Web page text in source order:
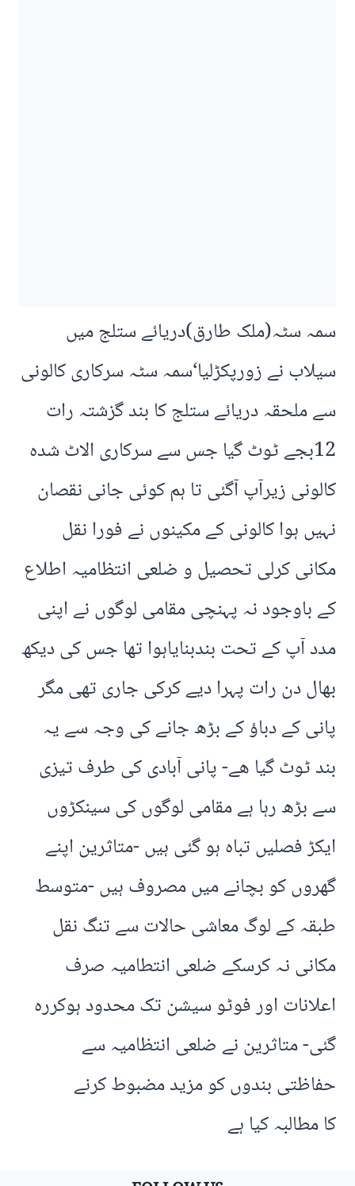
سمہ سٹہ(ملک طارق)دریائے ستلج میں
سیلاب نے زورپکڑلیا‘سمہ سٹہ سرکاری کالونی
سے ملحقہ دریائے ستلج کا بند گزشتہ رات
12بجے ٹوٹ گیا جس سے سرکاری الاٹ شدہ
کالونی زیرآپ آگئی تا ہم کوئی جانی نقصان
نہیں ہوا کالونی کے مکینوں نے فورا نقل
مکانی کرلی تحصیل و ضلعی انتظامیہ اطلاع
کے باوجود نہ پہنچی مقامی لوگوں نے اپنی
مدد آپ کے تحت بندبنایاہوا تھا جس کی دیکھ
بھال دن رات پہرا دیے کرکی جاری تھی مگر
پانی کے دباؤ کے بڑھ جانے کی وجہ سے یہ
بند ٹوٹ گیا ھے- پانی آبادی کی طرف تیزی
سے بڑھ رہا ہے مقامی لوگوں کی سینکڑوں
ایکڑ فصلیں تباہ ہو گئی ہیں -متاثرین اپنے
گھروں کو بچانے میں مصروف ہیں -متوسط
طبقہ کے لوگ معاشی حالات سے تنگ نقل
مکانی نہ کرسکے ضلعی انتطامیہ صرف
اعلانات اور فوٹو سیشن تک محدود ہوکررہ
گئی- متاثرین نے ضلعی انتظامیہ سے
حفاظتی بندوں کو مزید مضبوط کرنے
کا مطالبہ کیا ہے